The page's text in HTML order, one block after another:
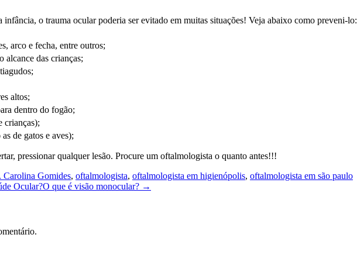
o trauma ocular poderia ser evitado em muitas situações! Veja abaixo como preveni-lo:
arco e fecha, entre outros;
alcance das crianças;
altos;
dentro do fogão;
crianças);
de gatos e aves);
pressionar qualquer lesão. Procure um oftalmologista o quanto antes!!!
Carolina Gomides, oftalmologista, oftalmologista em higienópolis, oftalmologista em são paulo
Ocular?O que é visão monocular? →